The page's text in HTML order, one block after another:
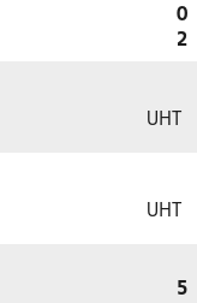
0
2
UHT
UHT
5